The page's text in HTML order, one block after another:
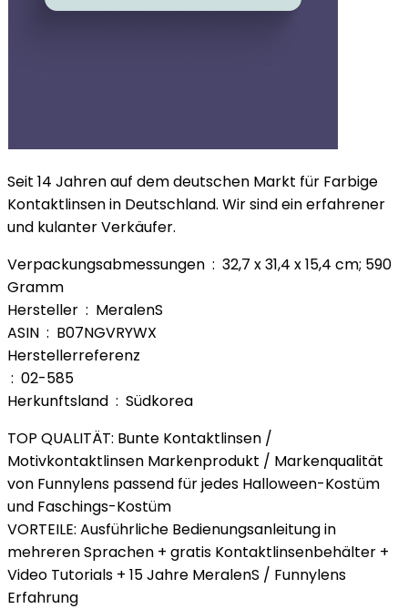
Seit 14 Jahren auf dem deutschen Markt für Farbige
Kontaktlinsen in Deutschland. Wir sind ein erfahrener
und kulanter Verkäufer.
Verpackungsabmessungen ‏ : ‎ 32,7 x 31,4 x 15,4 cm; 590
Gramm
Hersteller ‏ : ‎ MeralenS
ASIN ‏ : ‎ B07NGVRYWX
Herstellerreferenz
‏ : ‎ 02-585
Herkunftsland ‏ : ‎ Südkorea
TOP QUALITÄT: Bunte Kontaktlinsen /
Motivkontaktlinsen Markenprodukt / Markenqualität
von Funnylens passend für jedes Halloween-Kostüm
und Faschings-Kostüm
VORTEILE: Ausführliche Bedienungsanleitung in
mehreren Sprachen + gratis Kontaktlinsenbehälter +
Video Tutorials + 15 Jahre MeralenS / Funnylens
Erfahrung